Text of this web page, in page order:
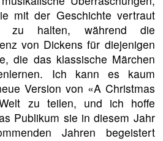
mit der Geschichte vertraut
halten, während die
von Dickens für diejenigen
die das klassische Märchen
Ich kann es kaum
Version von «A Christmas
zu teilen, und ich hoffe
Publikum sie in diesem Jahr
Jahren begeistert